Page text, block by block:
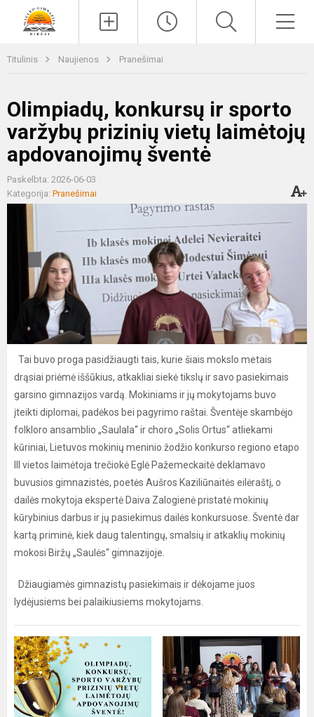
Titulinis Naujienos Pranešimai
Olimpiadų, konkursų ir sporto
varžybų prizinių vietų laimėtojų
apdovanojimų šventė
Paskelbta: 2026-06-03
Kategorija: Pranešimai
Tai buvo proga pasidžiaugti tais, kurie šiais mokslo metais
drąsiai priėmė iššūkius, atkakliai siekė tikslų ir savo pasiekimais
garsino gimnazijos vardą. Mokiniams ir jų mokytojams buvo
įteikti diplomai, padėkos bei pagyrimo raštai. Šventėje skambėjo
folkloro ansamblio „Saulala“ ir choro „Solis Ortus“ atliekami
kūriniai, Lietuvos mokinių meninio žodžio konkurso regiono etapo
III vietos laimėtoja trečiokė Eglė Pažemeckaitė deklamavo
buvusios gimnazistės, poetės Aušros Kaziliūnaitės eilėraštį, o
dailės mokytoja ekspertė Daiva Zalogienė pristatė mokinių
kūrybinius darbus ir jų pasiekimus dailės konkursuose. Šventė dar
kartą priminė, kiek daug talentingų, smalsių ir atkaklių mokinių
mokosi Biržų „Saulės“ gimnazijoje.
Džiaugiamės gimnazistų pasiekimais ir dėkojame juos
lydėjusiems bei palaikiusiems mokytojams.